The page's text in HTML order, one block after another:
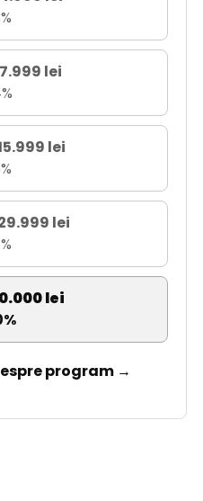
lei
lei
lei
lei
program →